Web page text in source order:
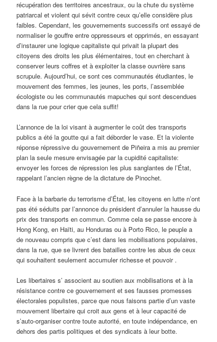
récupération des territoires ancestraux, ou la chute du système
patriarcal et violent qui sévit contre ceux qu’elle considère plus
faibles. Cependant, les gouvernements successifs ont essayé de
normaliser le gouffre entre oppresseurs et opprimés, en essayant
d’instaurer une logique capitaliste qui privait la plupart des
citoyens des droits les plus élémentaires, tout en cherchant à
conserver leurs coffres et à exploiter la classe ouvrière sans
scrupule. Aujourd’hui, ce sont ces communautés étudiantes, le
mouvement des femmes, les jeunes, les ports, l’assemblée
écologiste ou les communautés mapuches qui sont descendues
dans la rue pour crier que cela suffit!
L’annonce de la loi visant à augmenter le coût des transports
publics a été la goutte qui a fait déborder le vase. Et la violente
réponse répressive du gouvernement de Piñeira a mis au premier
plan la seule mesure envisagée par la cupidité capitaliste:
envoyer les forces de répression les plus sanglantes de l’État,
rappelant l’ancien règne de la dictature de Pinochet.
Face à la barbarie du terrorisme d’État, les citoyens en lutte n’ont
pas été séduits par l’annonce du président d’annuler la hausse du
prix des transports en commun. Comme cela se passe encore à
Hong Kong, en Haïti, au Honduras ou à Porto Rico, le peuple a
de nouveau compris que c’est dans les mobilisations populaires,
dans la rue, que se livrent des batailles contre les abus de ceux
qui souhaitent seulement accumuler richesse et pouvoir .
Les libertaires s’ associent au soutien aux mobilisations et à la
résistance contre ce gouvernement et ses fausses promesses
électorales populistes, parce que nous faisons partie d’un vaste
mouvement libertaire qui croit aux gens et à leur capacité de
s’auto-organiser contre toute autorité, en toute indépendance, en
dehors des partis politiques et des syndicats à leur botte.